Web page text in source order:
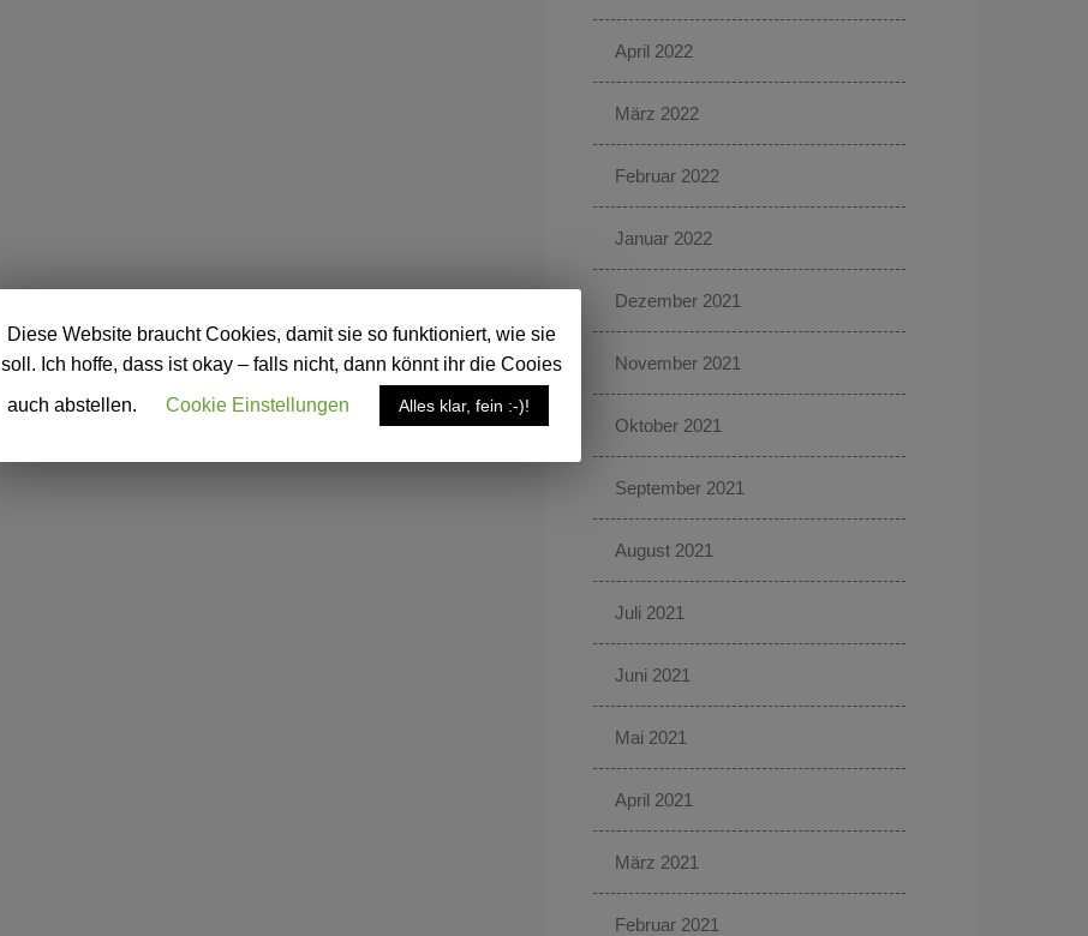
April 2022
März 2022
Februar 2022
Januar 2022
Dezember 2021
November 2021
Oktober 2021
September 2021
August 2021
Juli 2021
Juni 2021
Mai 2021
April 2021
März 2021
Februar 2021
Diese Website braucht Cookies, damit sie so funktioniert, wie sie
soll. Ich hoffe, dass ist okay – falls nicht, dann könnt ihr die Cooies
auch abstellen.
Cookie Einstellungen Alles klar, fein :-)!